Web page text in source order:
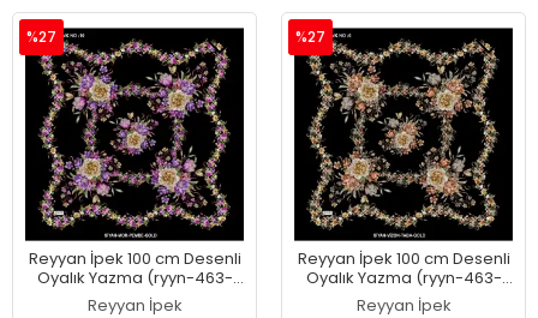
Reyyan İpek 100 cm Desenli
Oyalık Yazma (ryyn-463-
05)
Reyyan İpek
%27
Reyyan İpek 100 cm Desenli
Oyalık Yazma (ryyn-463-
04)
Reyyan İpek
%27